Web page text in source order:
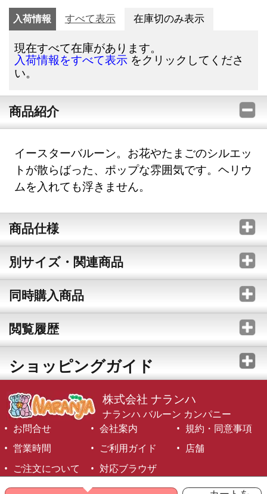
入荷情報 すべて表示 在庫切のみ表示
現在すべて在庫があります。
入荷情報をすべて表示 をクリックしてくださ
い。
商品紹介
イースターバルーン。お花やたまごのシルエッ
トが散らばった、ポップな雰囲気です。ヘリウ
ムを入れても浮きません。
商品仕様
別サイズ・関連商品
同時購入商品
閲覧履歴
ショッピングガイド
株式会社 ナランハ
ナランハ バルーン カンパニー
お問合せ
会社案内
規約・同意事項
営業時間
ご利用ガイド
店舗
ご注文について
対応ブラウザ
©1999-2026 NARANJA Inc. All Rights Reserved.